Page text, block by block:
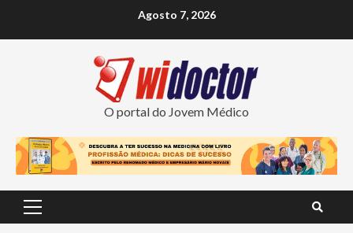
Agosto 7, 2026
O portal do Jovem Médico
Primary